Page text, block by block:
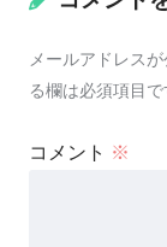
メールアドレス
る欄は必須項目で
コメント ※